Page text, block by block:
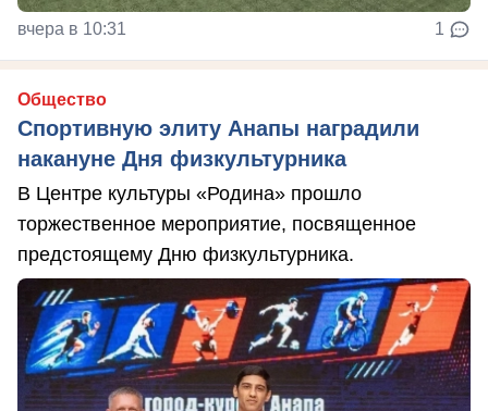
вчера в 10:31 1
Общество
Спортивную элиту Анапы наградили
накануне Дня физкультурника
В Центре культуры «Родина» прошло
торжественное мероприятие, посвященное
предстоящему Дню физкультурника.